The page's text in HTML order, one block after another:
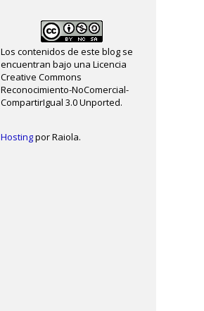
Los contenidos de este blog se
encuentran bajo una Licencia
Creative Commons
Reconocimiento-NoComercial-
CompartirIgual 3.0 Unported.
Hostingpor Raiola.